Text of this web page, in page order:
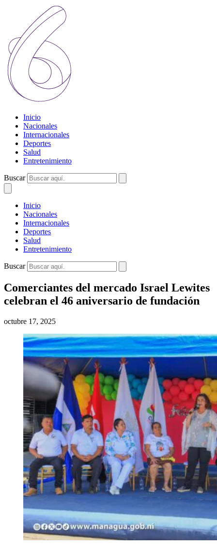
Inicio
Nacionales
Internacionales
Deportes
Salud
Entretenimiento
Buscar
Inicio
Nacionales
Internacionales
Deportes
Salud
Entretenimiento
Buscar
Comerciantes del mercado Israel Lewites
celebran el 46 aniversario de fundación
octubre 17, 2025